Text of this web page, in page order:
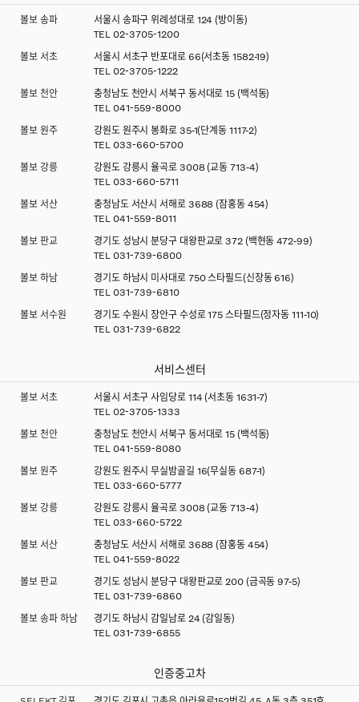
볼보 송파
서울시 송파구 위례성대로 124 (방이동)
TEL 02-3705-1200
볼보 서초
서울시 서초구 반포대로 66(서초동 1582-19)
TEL 02-3705-1222
볼보 천안
충청남도 천안시 서북구 동서대로 15 (백석동)
TEL 041-559-8000
볼보 원주
강원도 원주시 봉화로 35-1(단계동 1117-2)
TEL 033-660-5700
볼보 강릉
강원도 강릉시 율곡로 3008 (교동 713-4)
TEL 033-660-5711
볼보 서산
충청남도 서산시 서해로 3688 (잠홍동 454)
TEL 041-559-8011
볼보 판교
경기도 성남시 분당구 대왕판교로 372 (백현동 472-99)
TEL 031-739-6800
볼보 하남
경기도 하남시 미사대로 750 스타필드(신장동 616)
TEL 031-739-6810
볼보 서수원
경기도 수원시 장안구 수성로 175 스타필드(정자동 111-10)
TEL 031-739-6822
서비스센터
볼보 서초
서울시 서초구 사임당로 114 (서초동 1631-7)
TEL 02-3705-1333
볼보 천안
충청남도 천안시 서북구 동서대로 15 (백석동)
TEL 041-559-8080
볼보 원주
강원도 원주시 무실밤골길 16(무실동 687-1)
TEL 033-660-5777
볼보 강릉
강원도 강릉시 율곡로 3008 (교동 713-4)
TEL 033-660-5722
볼보 서산
충청남도 서산시 서해로 3688 (잠홍동 454)
TEL 041-559-8022
볼보 판교
경기도 성남시 분당구 대왕판교로 200 (금곡동 97-5)
TEL 031-739-6860
볼보 송파 하남
경기도 하남시 감일남로 24 (감일동)
TEL 031-739-6855
인증중고차